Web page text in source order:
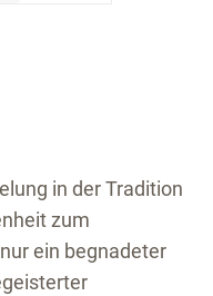
in der Tradition
zum
ein begnadeter